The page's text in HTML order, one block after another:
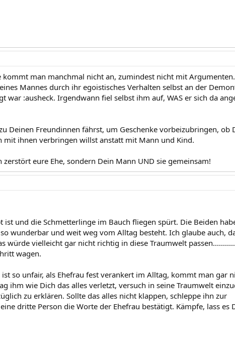
kommt man manchmal nicht an, zumindest nicht mit
Mannes durch ihr egoistisches Verhalten selbst an der
war :ausheck. Irgendwann fiel selbst ihm auf, WAS er sich da
Deinen Freundinnen fährst, um Geschenke vorbeizubringen, ob
mit ihnen verbringen willst anstatt mit Mann und Kind.
eure Ehe, sondern Dein Mann UND sie gemeinsam!
und die Schmetterlinge im Bauch fliegen spürt. Die Beiden
wunderbar und weit weg vom Alltag besteht. Ich glaube auch,
würde vielleicht gar nicht richtig in diese Traumwelt
wagen.
so unfair, als Ehefrau fest verankert im Alltag, kommt man gar
ihm wie Dich das alles verletzt, versuch in seine Traumwelt
zu erklären. Sollte das alles nicht klappen, schleppe ihn zur
dritte Person die Worte der Ehefrau bestätigt. Kämpfe, lass es